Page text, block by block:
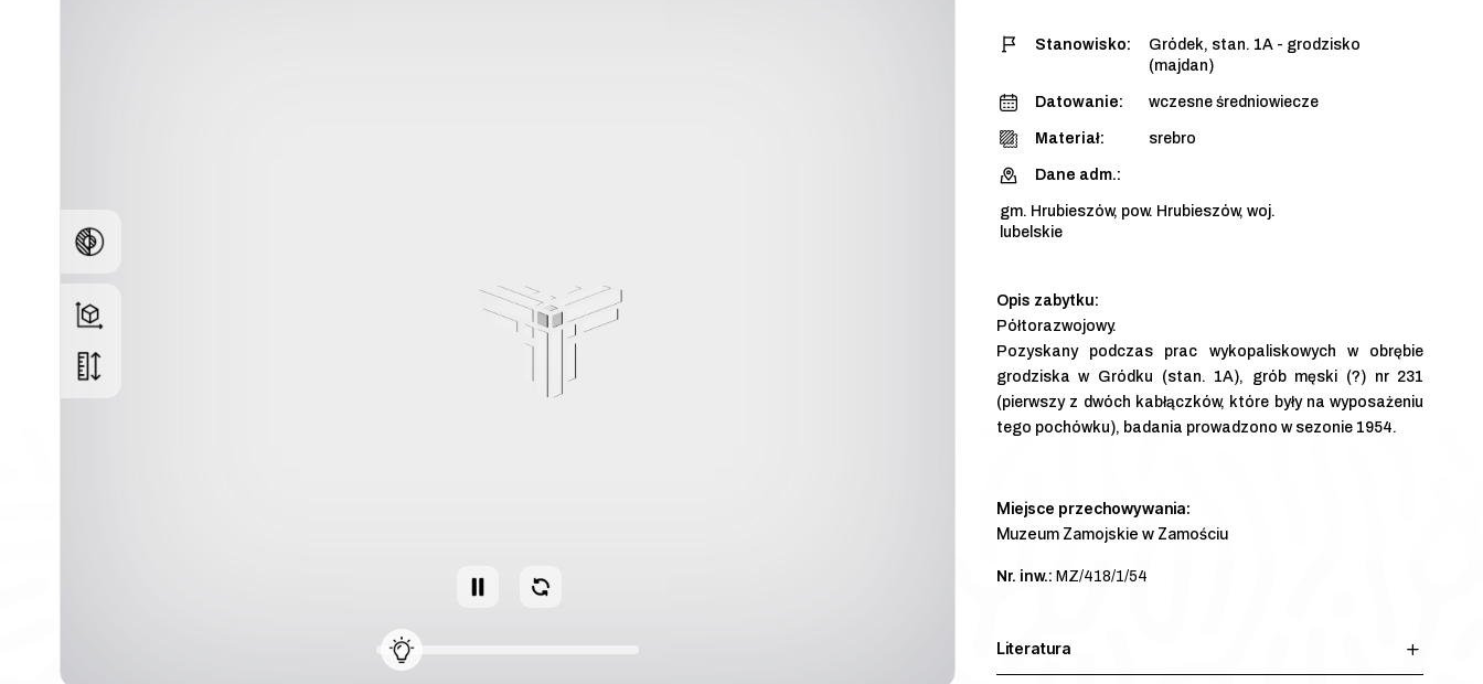
Stanowisko:
Gródek, stan. 1A - grodzisko
(majdan)
Datowanie: wczesne średniowiecze
Materiał: srebro
Dane adm.:
gm. Hrubieszów, pow. Hrubieszów, woj.
lubelskie
Półtorazwojowy.
Pozyskany podczas prac wykopaliskowych w obrębie
grodziska w Gródku (stan. 1A), grób męski (?) nr 231
(pierwszy z dwóch kabłączków, które były na wyposażeniu
tego pochówku), badania prowadzono w sezonie 1954.
Miejsce przechowywania:
Muzeum Zamojskie w Zamościu
Nr. inw.: MZ/418/1/54
Literatura